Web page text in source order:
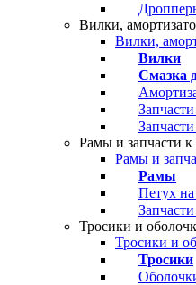
Вилки,
Вилки,
Вилки
Смазка
Рамы и запчасти
Рамы и
Рамы
Петух
Тросики и
Тросики и
Тросики